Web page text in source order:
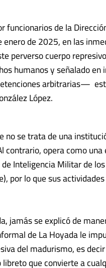
de la
de 2025, en las
perverso cuerpo
humanos y señalado en
arbitrarias—
López.
no se trata de una
opera como una
Inteligencia Militar de
por lo que sus
jamás se explicó de
de La Hoyada le
del madurismo, es
que convierte a